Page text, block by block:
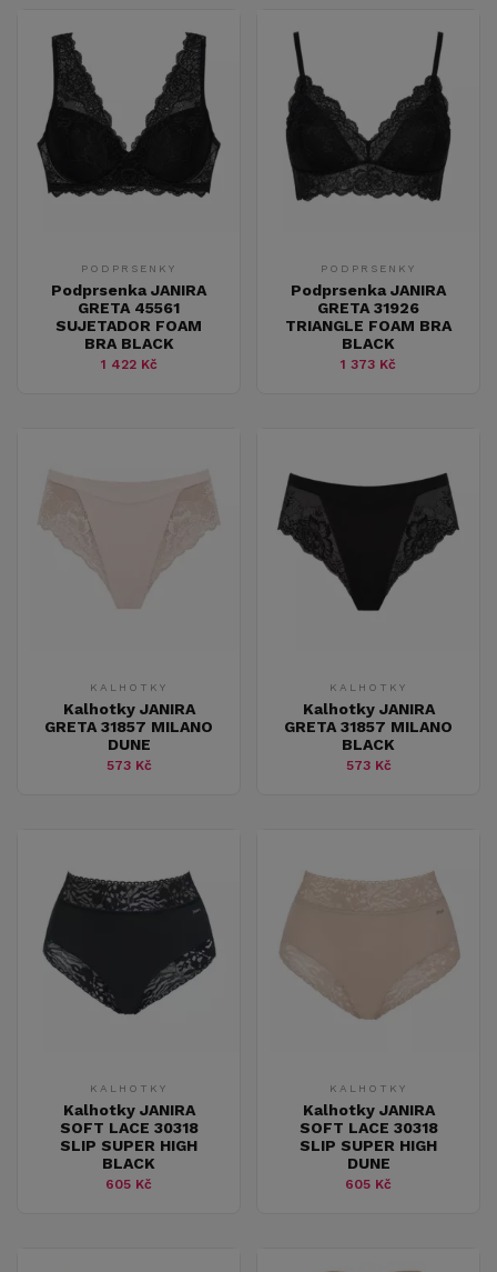
PODPRSENKY
Podprsenka JANIRA
GRETA 45561
SUJETADOR FOAM
BRA BLACK
1 422 Kč
PODPRSENKY
Podprsenka JANIRA
GRETA 31926
TRIANGLE FOAM BRA
BLACK
1 373 Kč
KALHOTKY
Kalhotky JANIRA
GRETA 31857 MILANO
DUNE
573 Kč
KALHOTKY
Kalhotky JANIRA
GRETA 31857 MILANO
BLACK
573 Kč
KALHOTKY
Kalhotky JANIRA
SOFT LACE 30318
SLIP SUPER HIGH
BLACK
605 Kč
KALHOTKY
Kalhotky JANIRA
SOFT LACE 30318
SLIP SUPER HIGH
DUNE
605 Kč